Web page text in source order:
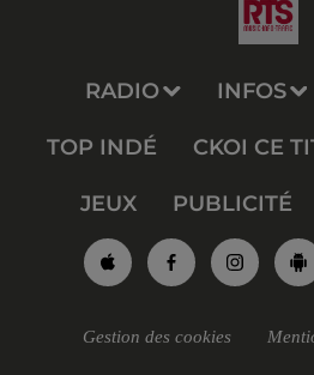
RADIO INFOS
TOP INDÉ CKOI CE
JEUX PUBLICITÉ
Gestion des cookies